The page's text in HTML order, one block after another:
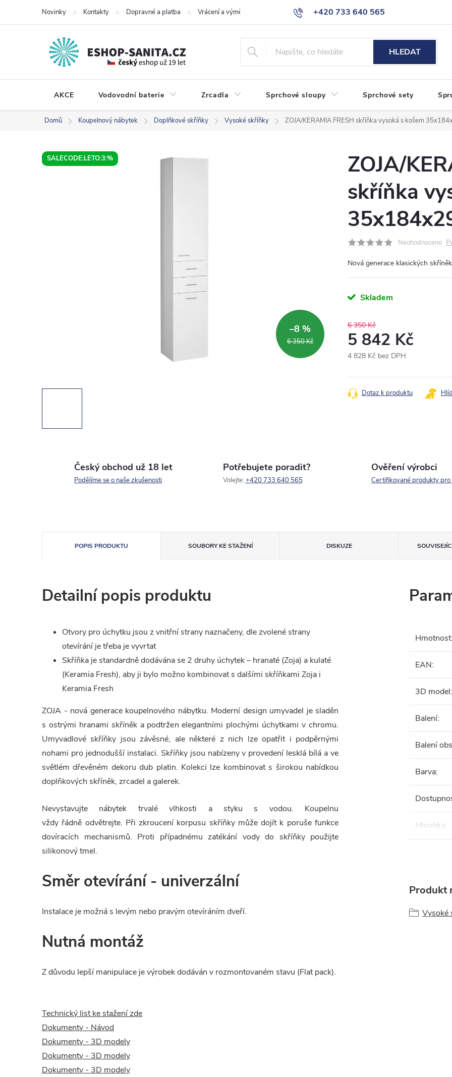
+420 733 640 565
info@eshop-sanita.cz
Novinky Kontakty Dopravné a platba Vrácení a výměna zboží Reklamace Obchodní podmínky
HLEDAT
AKCE Vodovodní baterie Zrcadla Sprchové sloupy Sprchové sety
Domů Koupelnový nábytek Doplňkové skříňky Vysoké skříňky ZOJA/KERAMIA FRESH skříňka vysoká s košem
SALECODE:LETO:3:%
6 350 Kč
–8 %
ZOJA/
skříňka
Neohodnoceno
Nová generace klasických skříněk
Skladem
6 350 Kč
5 842 Kč
4 828 Kč bez DPH
cena:
Dotaz k produktu
Český obchod už 18 let
Podělíme se o naše zkušenosti
Potřebujete poradit?
Volejte: +420 733 640 565
Ověření výrobci
Certifikované produkty pro
POPIS PRODUKTU SOUBORY KE STAŽENÍ DISKUZE
Detailní popis produktu
Otvory pro úchytku jsou z vnitřní strany naznačeny, dle zvolené strany
otevírání je třeba je vyvrtat
Skříňka je standardně dodávána se 2 druhy úchytek – hranaté (Zoja) a kulaté
(Keramia Fresh), aby ji bylo možno kombinovat s dalšími skříňkami Zoja i
Keramia Fresh
ZOJA - nová generace koupelnového nábytku. Moderní design umyvadel je sladěn
s ostrými hranami skříněk a podtržen elegantními plochými úchytkami v chromu.
Umyvadlové skříňky jsou závěsné, ale některé z nich lze opatřit i podpěrnými
nohami pro jednodušší instalaci. Skříňky jsou nabízeny v provedení lesklá bílá a ve
světlém dřevěném dekoru dub platin. Kolekci lze kombinovat s širokou nabídkou
doplňkových skříněk, zrcadel a galerek.
Nevystavujte nábytek trvalé vlhkosti a styku s vodou. Koupelnu
vždy řádně odvětrejte. Při zkroucení korpusu skříňky může dojít k poruše funkce
dovíracích mechanismů. Proti případnému zatékání vody do skříňky použijte
silikonový tmel.
Směr otevírání - univerzální
Instalace je možná s levým nebo pravým otevíráním dveří.
Nutná montáž
Z důvodu lepší manipulace je výrobek dodáván v rozmontovaném stavu (Flat pack).
Technický list ke stažení zde
Dokumenty - Návod
Dokumenty - 3D modely
Dokumenty - 3D modely
Dokumenty - 3D modely
Hmotnost:
EAN:
3D model:
Balení:
Balení
Barva:
Hloubka:
Produkt
Vysoké